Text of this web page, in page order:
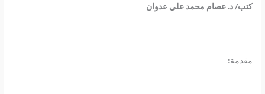
كتب/ د. عصام محمد علي عدوان
مقدمة: